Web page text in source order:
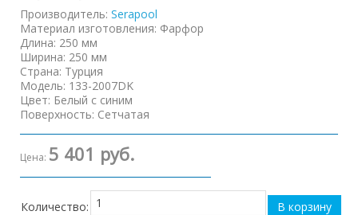
Производитель: Serapool
Материал изготовления: Фарфор
Длина: 250 мм
Ширина: 250 мм
Страна: Турция
Модель: 133-2007DK
Цвет: Белый с синим
Поверхность: Сетчатая
Цена: 5 401 руб.
Количество: